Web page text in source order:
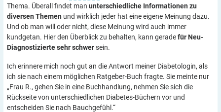
Thema. Überall findet man unterschiedliche Informationen zu
diversen Themen und wirklich jeder hat eine eigene Meinung dazu.
Und ob man will oder nicht, diese Meinung wird auch immer
kundgetan. Hier den Überblick zu behalten, kann geradefür Neu-
Diagnostizierte sehr schwersein.
Ich erinnere mich noch gut an die Antwort meiner Diabetologin, als
ich sie nach einem möglichen Ratgeber-Buch fragte. Sie meinte nur
„Frau R., gehen Sie in eine Buchhandlung, nehmen Sie sich die
Rückseite von unterschiedlichen Diabetes-Büchern vor und
entscheiden Sie nach Bauchgefühl.“